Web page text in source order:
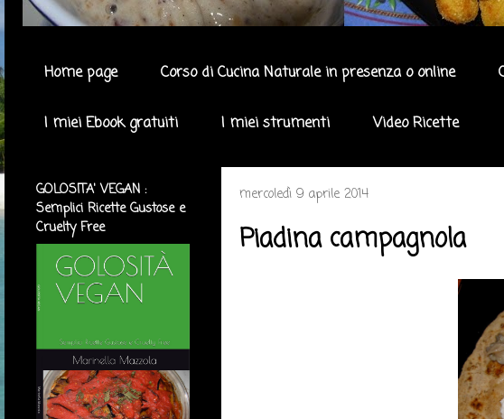
Home page Corso di Cucina Naturale in presenza o online
I miei Ebook gratuiti I miei strumenti Video Ricette
mercoledì 9 aprile 2014
Piadina campagnola
GOLOSITA' VEGAN :
Semplici Ricette Gustose e
Cruelty Free